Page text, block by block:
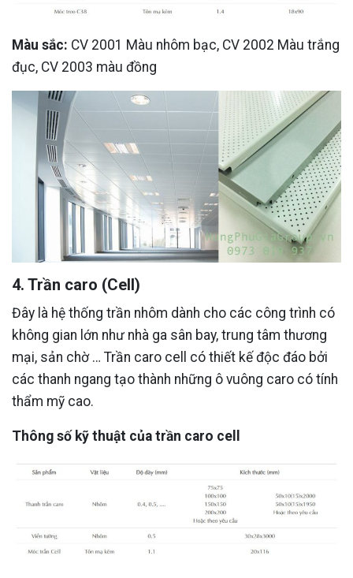
Màu sắc: CV 2001 Màu nhôm bạc, CV 2002 Màu trắng
đục, CV 2003 màu đồng
4. Trần caro (Cell)
Đây là hệ thống trần nhôm dành cho các công trình có
không gian lớn như nhà ga sân bay, trung tâm thương
mại, sản chờ … Trần caro cell có thiết kế độc đáo bởi
các thanh ngang tạo thành những ô vuông caro có tính
thẩm mỹ cao.
Thông số kỹ thuật của trần caro cell